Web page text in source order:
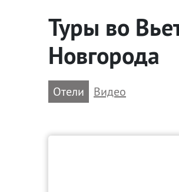
Туры во
Новгорода
Отели Видео